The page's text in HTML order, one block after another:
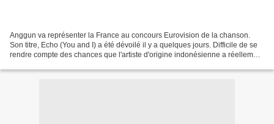
Anggun va représenter la France au concours Eurovision de la chanson.
Son titre, Echo (You and I) a été dévoilé il y a quelques jours. Difficile de se
rendre compte des chances que l'artiste d'origine indonésienne a réellement